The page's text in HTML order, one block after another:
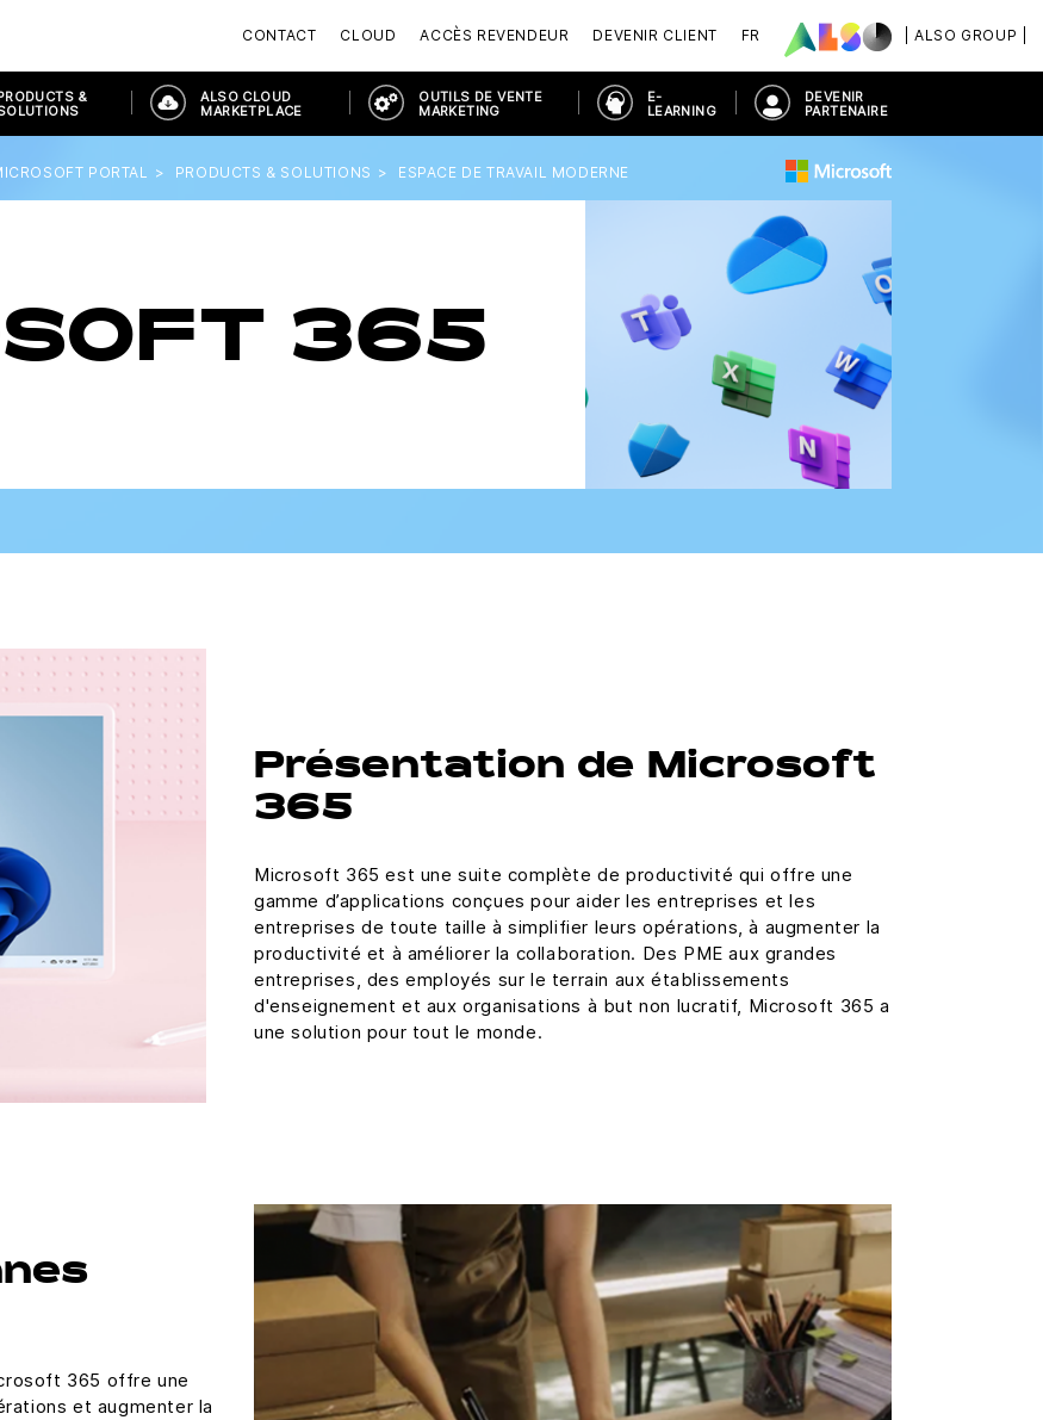
| ALSO GROUP |
CONTACT CLOUD ACCÈS REVENDEUR DEVENIR CLIENT FR
&
ALSO CLOUD
MARKETPLACE
OUTILS DE VENTE
MARKETING
E-
LEARNING
DEVENIR
PARTENAIRE
PORTAL PRODUCTS & SOLUTIONS
ESPACE DE TRAVAIL MODERNE
365
Présentation de Microsoft
365
Microsoft 365 est une suite complète de productivité qui offre une
gamme d’applications conçues pour aider les entreprises et les
entreprises de toute taille à simplifier leurs opérations, à augmenter la
productivité et à améliorer la collaboration. Des PME aux grandes
entreprises, des employés sur le terrain aux établissements
d'enseignement et aux organisations à but non lucratif, Microsoft 365 a
une solution pour tout le monde.
365 offre une
et augmenter la